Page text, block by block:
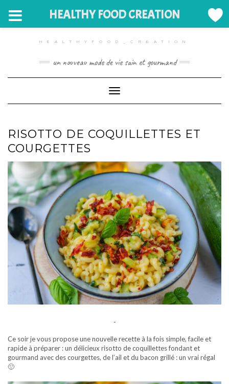
HEALTHYFOOD_CREATION
un nouveau mode de vie sain et gourmand
Toggle Navigation
RISOTTO DE COQUILLETTES ET
COURGETTES
-
Ce soir je vous propose une nouvelle recette à la fois simple, facile et
rapide à préparer : un délicieux risotto de coquillettes fondant et
gourmand avec des courgettes, de l’ail et du bacon grillé : un vrai régal
🙂
HEALTHY FOOD CREATION